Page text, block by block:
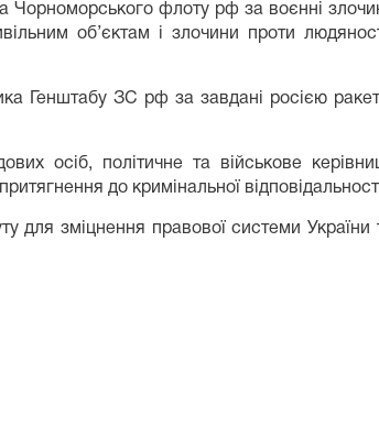
флоту рф за воєнні
об’єктам і злочини проти
Генштабу ЗС рф за завдані росією
осіб, політичне та військове
до кримінальної
для зміцнення правової системи України